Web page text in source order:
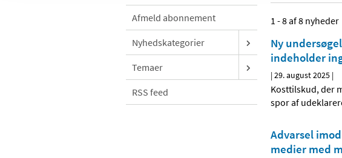
Afmeld abonnement
Nyhedskategorier
Temaer
RSS feed
1 - 8 af 8 nyheder
Ny
indeholder
|29. august 2025 |
Kosttilskud, der
spor af
Advarsel
medier med